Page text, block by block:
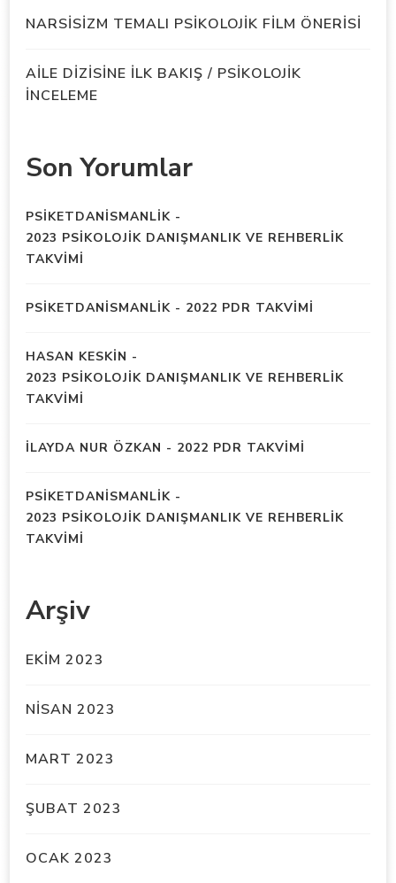
NARSİSİZM TEMALI PSİKOLOJİK FİLM ÖNERİSİ
AİLE DİZİSİNE İLK BAKIŞ / PSİKOLOJİK
İNCELEME
Son Yorumlar
PSIKETDANISMANLIK -
2023 PSİKOLOJİK DANIŞMANLIK VE REHBERLİK
TAKVİMİ
PSIKETDANISMANLIK - 2022 PDR TAKVİMİ
HASAN KESKIN -
2023 PSİKOLOJİK DANIŞMANLIK VE REHBERLİK
TAKVİMİ
İLAYDA NUR ÖZKAN - 2022 PDR TAKVİMİ
PSIKETDANISMANLIK -
2023 PSİKOLOJİK DANIŞMANLIK VE REHBERLİK
TAKVİMİ
Arşiv
EKIM 2023
NISAN 2023
MART 2023
ŞUBAT 2023
OCAK 2023